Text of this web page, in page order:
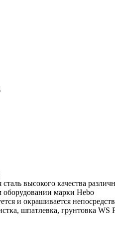
высокого качества
оборудовании марки Hebo
и окрашивается
шпатлевка, грунтовка WS